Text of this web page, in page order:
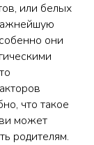
или белых
они
что такое
может
родителям.